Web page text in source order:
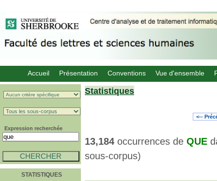
Accueil Présentation Conventions Vue d'ensemble
Expression recherchée
STATISTIQUES
Statistiques
<--
13,184 occurrences de QUE
sous-corpus)